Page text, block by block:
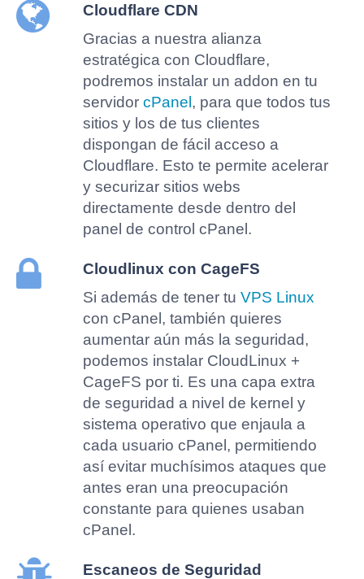
Cloudflare CDN
Gracias a nuestra alianza
estratégica con Cloudflare,
podremos instalar un addon en tu
servidor cPanel, para que todos tus
sitios y los de tus clientes
dispongan de fácil acceso a
Cloudflare. Esto te permite acelerar
y securizar sitios webs
directamente desde dentro del
panel de control cPanel.
Cloudlinux con CageFS
Si además de tener tu VPS Linux
con cPanel, también quieres
aumentar aún más la seguridad,
podemos instalar CloudLinux +
CageFS por ti. Es una capa extra
de seguridad a nivel de kernel y
sistema operativo que enjaula a
cada usuario cPanel, permitiendo
así evitar muchísimos ataques que
antes eran una preocupación
constante para quienes usaban
cPanel.
Escaneos de Seguridad